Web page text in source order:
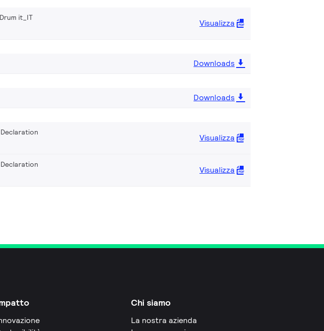
it_IT
Visualizza
Downloads
Downloads
Visualizza
Visualizza
Chi siamo
La nostra azienda